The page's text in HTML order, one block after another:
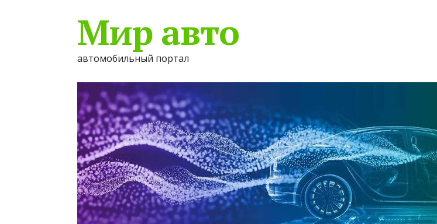
Мир авто
автомобильный портал